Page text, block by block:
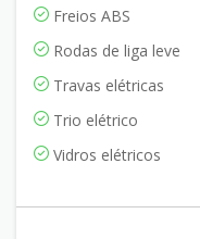
Freios ABS
Rodas de liga leve
Travas elétricas
Trio elétrico
Vidros elétricos